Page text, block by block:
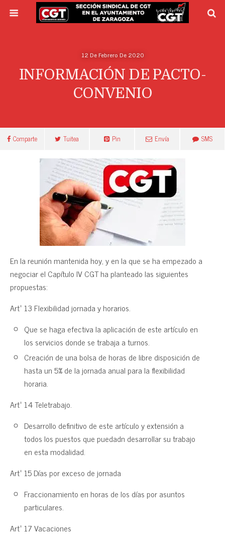
12 De Febrero De 2020
INFORMACIÓN DE PACTO-
CONVENIO
Comparte Tuitea Pin Envía SMS
En la reunión mantenida hoy, y en la que se ha empezado a
negociar el Capítulo IV CGT ha planteado las siguientes
propuestas:
Artº 13 Flexibilidad jornada y horarios.
Que se haga efectiva la aplicación de este artículo en
los servicios donde se trabaja a turnos.
Creación de una bolsa de horas de libre disposición de
hasta un 5% de la jornada anual para la flexibilidad
horaria.
Artº 14 Teletrabajo.
Desarrollo definitivo de este artículo y extensión a
todos los puestos que puedadn desarrollar su trabajo
en esta modalidad.
Artº 15 Días por exceso de jornada
Fraccionamiento en horas de los días por asuntos
particulares.
Artº 17 Vacaciones